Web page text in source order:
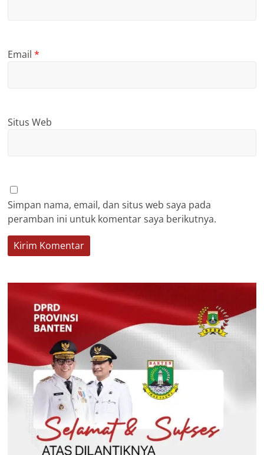
Email*
Situs Web
Simpan nama, email, dan situs web saya pada
peramban ini untuk komentar saya berikutnya.